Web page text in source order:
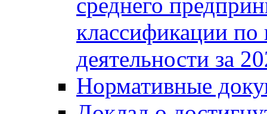
классификации
деятельности за
Нормативные